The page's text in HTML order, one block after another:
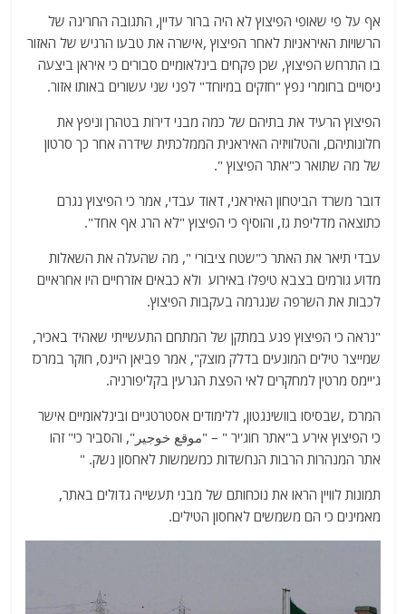
אף על פי שאופי הפיצוץ לא היה ברור עדיין, התגובה החריגה של
הרשויות האיראניות לאחר הפיצוץ ,אישרה את טבעו הרגיש של האזור
בו התרחש הפיצוץ, שכן פקחים בינלאומיים סבורים כי איראן ביצעה
ניסויים בחומרי נפץ "חזקים במיוחד" לפני שני עשורים באותו אזור.
הפיצוץ הרעיד את בתיהם של כמה מבני דירות בטהרן וניפץ את
חלונותיהם, והטלוויזיה האיראנית הממלכתית שידרה אחר כך סרטון
של מה שתואר כ"אתר הפיצוץ ".
דובר משרד הביטחון האיראני, דאוד עבדי, אמר כי הפיצוץ נגרם
כתוצאה מדליפת גז, והוסיף כי הפיצוץ "לא הרג אף אחד".
עבדי תיאר את האתר כ"שטח ציבורי ", מה שהעלה את השאלות
מדוע גורמים בצבא טיפלו באירוע ולא כבאים אזרחיים היו אחראיים
לכבות את השרפה שנגרמה בעקבות הפיצוץ.
"נראה כי הפיצוץ פגע במתקן של המתחם התעשייתי שאהיד באכיר,
שמייצר טילים המונעים בדלק מוצק", אמר פביאן היינס, חוקר במרכז
ג'יימס מרטין למחקרים לאי הפצת הגרעין בקליפורניה.
המרכז ,שבסיסו בוושינגטון, ללימודים אסטרטגיים ובינלאומיים אישר
כי הפיצוץ אירע ב"אתר חוג'יר " – "موقع خوجير", והסביר כי" זהו
אתר המנהרות הרבות הנחשדות כמשמשות לאחסון נשק. "
תמונות לוויין הראו את נוכחותם של מבני תעשייה גדולים באתר,
מאמינים כי הם משמשים לאחסון הטילים.